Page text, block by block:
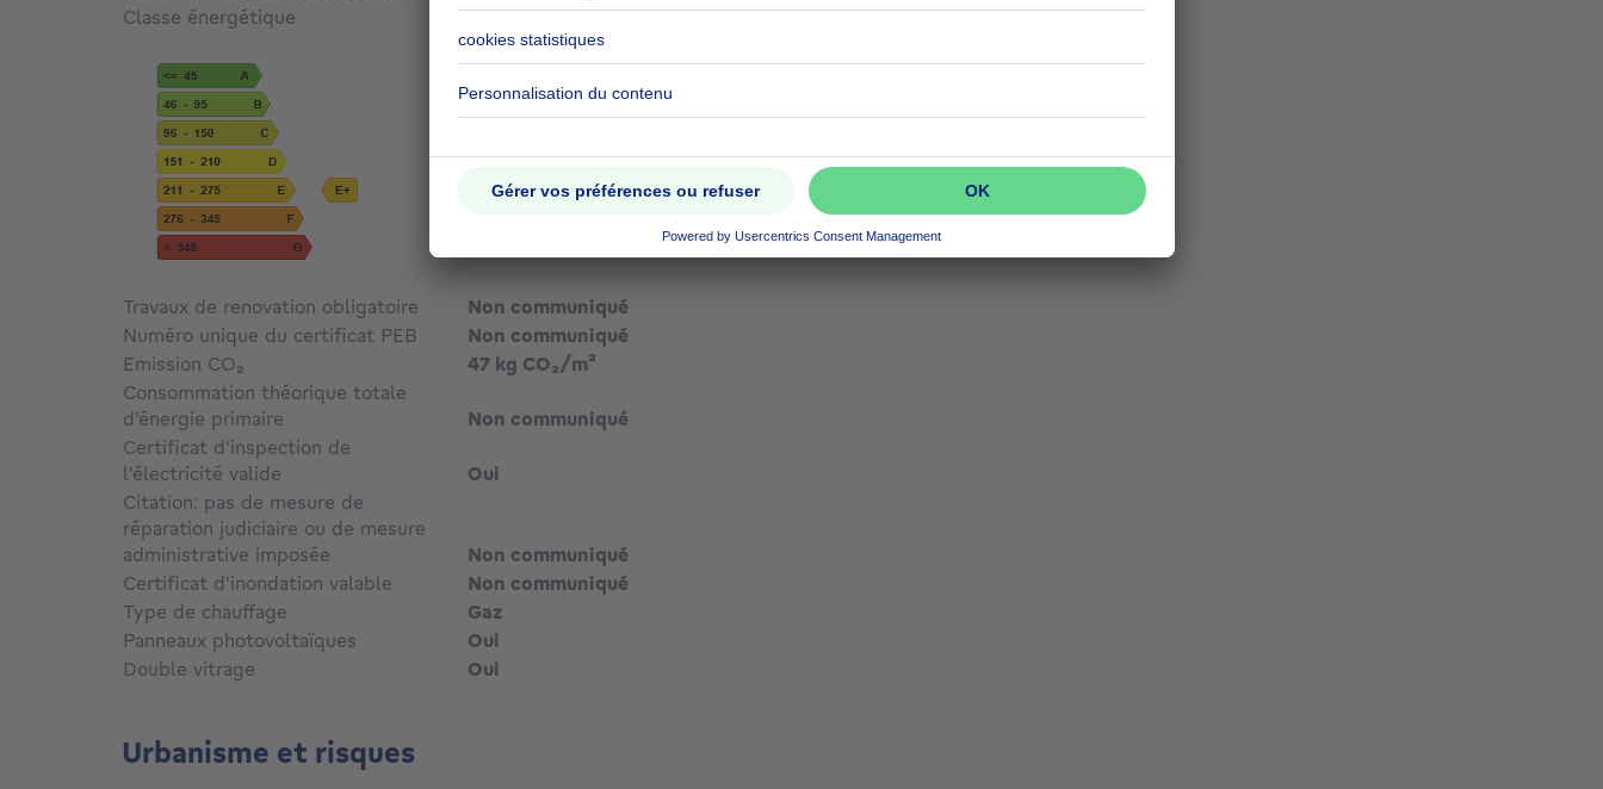
Classe énergétique
E
Travaux de renovation obligatoire
Non communiqué
Numéro unique du certificat PEB
Non communiqué
Emission CO₂
47 kg CO₂/m²
Consommation théorique totale
d'énergie primaire
Non communiqué
Certificat d'inspection de
l'électricité valide
Oui
Citation: pas de mesure de
réparation judiciaire ou de mesure
administrative imposée
Non communiqué
Certificat d'inondation valable
Non communiqué
Type de chauffage
Gaz
Panneaux photovoltaïques
Oui
Double vitrage
Oui
Urbanisme et risques